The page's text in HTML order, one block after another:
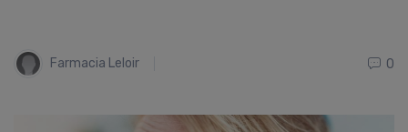
Farmacia Leloir 0